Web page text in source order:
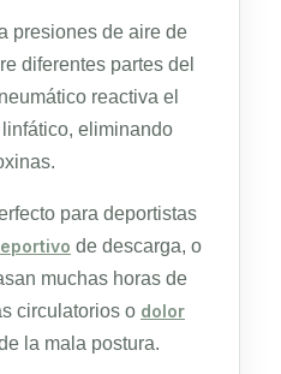
presiones de aire de
diferentes partes del
reactiva el
eliminando
para deportistas
de descarga, o
muchas horas de
circulatorios o dolor
la mala postura.